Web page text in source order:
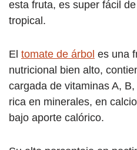
esta fruta, es super fácil
tropical.
El tomate de árbol es una
nutricional bien alto,
cargada de vitaminas A,
rica en minerales, en
bajo aporte calórico.